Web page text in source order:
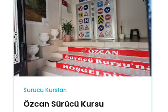
Sürücü Kursları
Özcan Sürücü Kursu